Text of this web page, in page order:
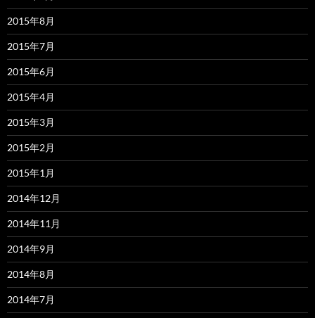
2015年8月
2015年7月
2015年6月
2015年4月
2015年3月
2015年2月
2015年1月
2014年12月
2014年11月
2014年9月
2014年8月
2014年7月